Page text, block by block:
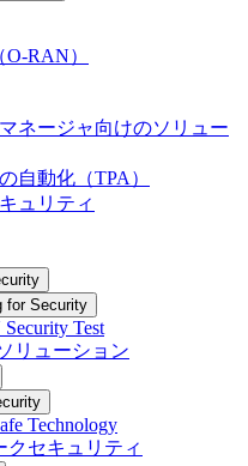
RAN）
ネージャ向けのソリュー
自動化（TPA）
ュリティ
for Security
Test
リューション
Technology
クセキュリティ